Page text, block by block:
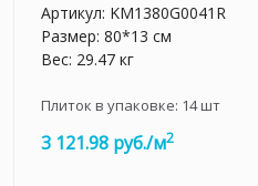
Артикул: KM1380G0041R
Размер: 80*13 см
Вес: 29.47 кг
Плиток в упаковке: 14шт
3 121.98 руб./м2